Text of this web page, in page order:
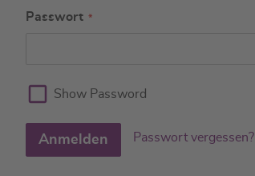
Passwort
Show Password
Anmelden Passwort vergessen?